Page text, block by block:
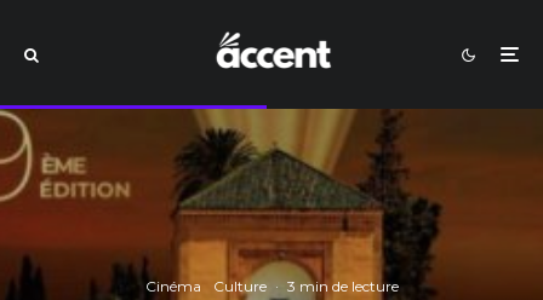
Cinéma Culture · 3 min de lecture